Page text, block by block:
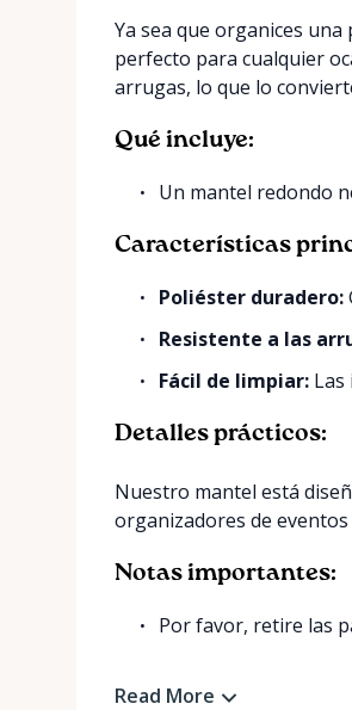
Ya sea que organices
perfecto para cualquier
arrugas, lo que lo
Qué incluye:
Un mantel redondo
Características
Poliéster duradero:
Resistente a las
Fácil de limpiar: Las
Detalles prácticos:
Nuestro mantel está
organizadores de
Notas importantes:
Por favor, retire las
Read More